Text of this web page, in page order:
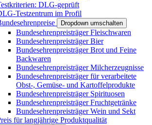
DLG-geprüft
Testzentrum im Profil
Dropdown umschalten
Bundesehrenpreisträger Fleischwaren
Bundesehrenpreisträger Bier
Bundesehrenpreisträger Brot und Feine
Backwaren
Bundesehrenpreisträger Milcherzeugnisse
Bundesehrenpreisträger für verarbeitete
Obst-, Gemüse- und Kartoffelprodukte
Bundesehrenpreisträger Spirituosen
Bundesehrenpreisträger Fruchtgetränke
Bundesehrenpreisträger Wein und Sekt
für langjährige Produktqualität